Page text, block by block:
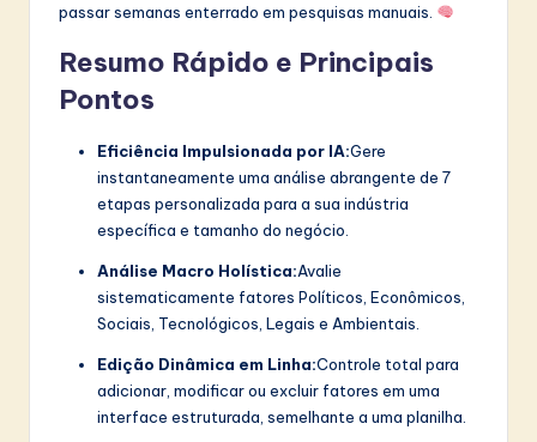
passar semanas enterrado em pesquisas manuais.
Resumo Rápido e Principais
Pontos
Eficiência Impulsionada por IA:Gere
instantaneamente uma análise abrangente de 7
etapas personalizada para a sua indústria
específica e tamanho do negócio.
Análise Macro Holística:Avalie
sistematicamente fatores Políticos, Econômicos,
Sociais, Tecnológicos, Legais e Ambientais.
Edição Dinâmica em Linha:Controle total para
adicionar, modificar ou excluir fatores em uma
interface estruturada, semelhante a uma planilha.